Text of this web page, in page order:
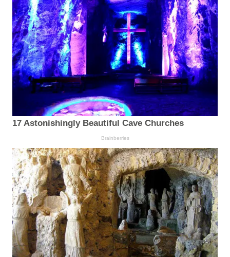
17 Astonishingly Beautiful Cave Churches
Brainberries